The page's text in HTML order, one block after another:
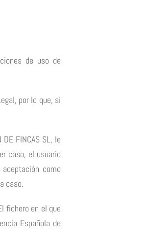
de uso de
por lo que, si
FINCAS SL, le
caso, el usuario
como
caso.
fichero en el que
Española de